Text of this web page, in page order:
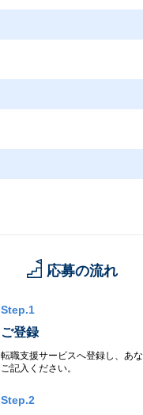
保護（DRM）技術を、より
ズにおいて業界より高い支
レーション事業：
利用したシステム、ECサイ
ィング事業：
Kentico, Marketo)の
プリ開発:
ビス開発:サイクルガードサ
応募の流れ
Step.1
ご登録
転職支援サービスへ登録し、あ
ご記入ください。
Step.2